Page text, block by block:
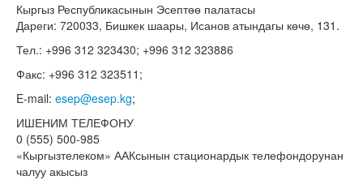
Кыргыз Республикасынын Эсептөө палатасы
Дареги: 720033, Бишкек шаары, Исанов атындагы көчө, 131.
Тел.: +996 312 323430; +996 312 323886
Факс: +996 312 323511;
E-mail: esep@esep.kg;
ИШЕНИМ ТЕЛЕФОНУ
0 (555) 500-985
«Кыргызтелеком» ААКсынын стационардык телефондорунан
чалуу акысыз